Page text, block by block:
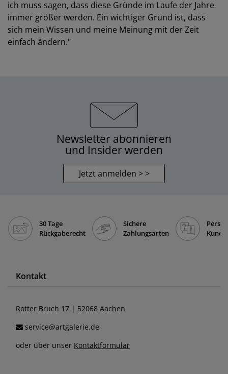
ich muss sagen, dass diese Gründe im Laufe der Jahre
immer größer werden. Ein wichtiger Grund ist, dass
sich mein Wissen und meine Meinung mit der Zeit
einfach ändern."
Newsletter abonnieren
und Insider werden
Jetzt anmelden > >
30 Tage
Rückgaberecht
Sichere
Zahlungsarten
Kontakt
Rotter Bruch 17 | 52068 Aachen
service@artgalerie.de
oder über unser Kontaktformular